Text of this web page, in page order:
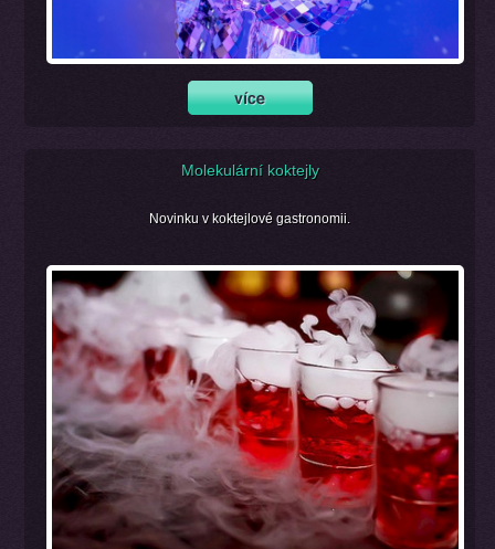
Molekulární koktejly
Novinku v koktejlové gastronomii.